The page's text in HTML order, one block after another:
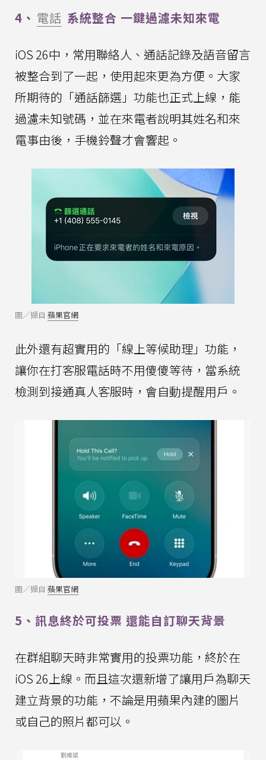
4、 電話 系統整合 一鍵過濾未知來電
iOS 26中，常用聯絡人、通話記錄及語音留言
被整合到了一起，使用起來更為方便。大家
所期待的「通話篩選」功能也正式上線，能
過濾未知號碼，並在來電者說明其姓名和來
電事由後，手機鈴聲才會響起。
圖／擷自 蘋果官網
此外還有超實用的「線上等候助理」功能，
讓你在打客服電話時不用傻傻等待，當系統
檢測到接通真人客服時，會自動提醒用戶。
圖／擷自 蘋果官網
5、訊息終於可投票 還能自訂聊天背景
在群組聊天時非常實用的投票功能，終於在
iOS 26上線。而且這次還新增了讓用戶為聊天
建立背景的功能，不論是用蘋果內建的圖片
或自己的照片都可以。